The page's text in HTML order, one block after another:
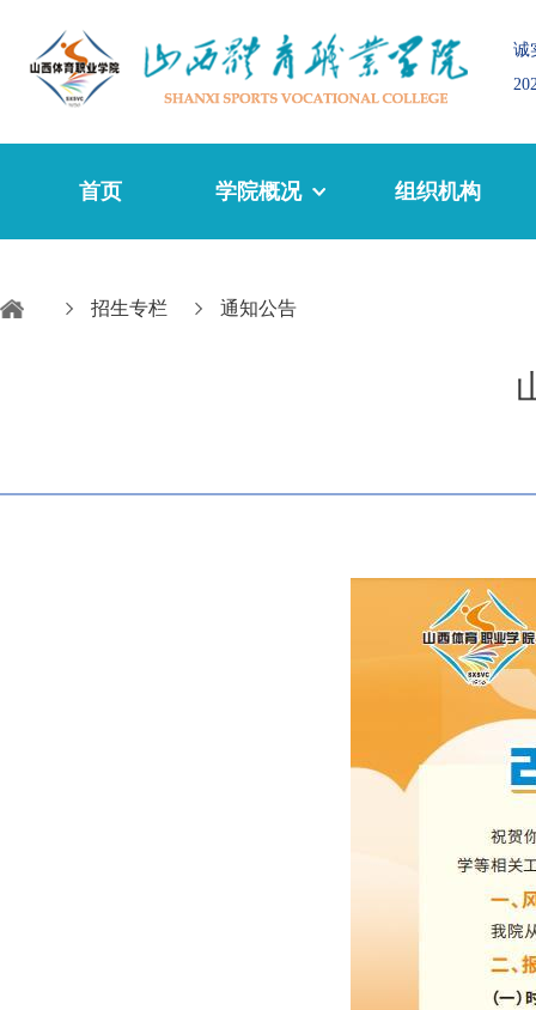
诚
首页 学院概况 组织机构
招生专栏 通知公告